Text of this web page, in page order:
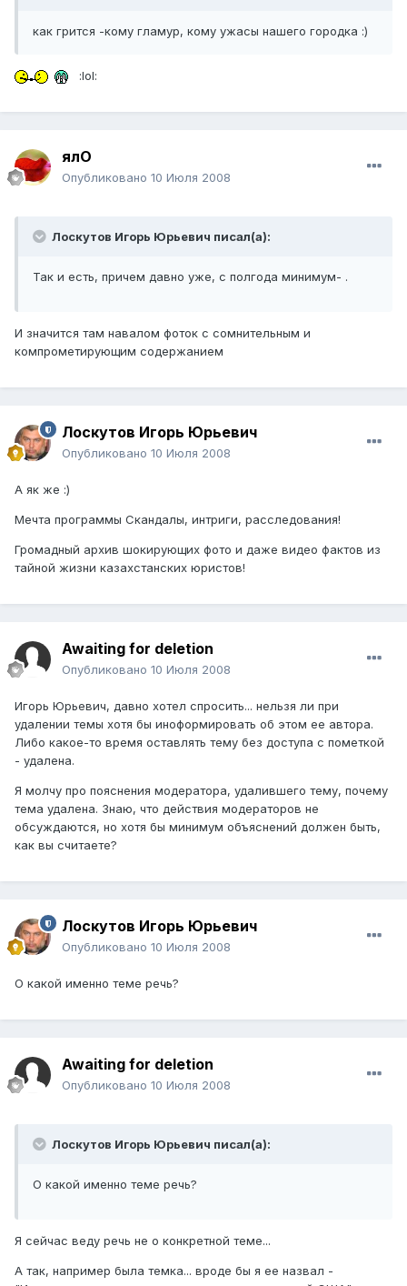
как грится -кому гламур, кому ужасы нашего городка :)
:lol:
ялО
Опубликовано 10 Июля 2008
Лоскутов Игорь Юрьевич писал(а):
Так и есть, причем давно уже, с полгода минимум- .
И значится там навалом фоток с сомнительным и
компрометирующим содержанием
Лоскутов Игорь Юрьевич
Опубликовано 10 Июля 2008
А як же :)
Мечта программы Скандалы, интриги, расследования!
Громадный архив шокирующих фото и даже видео фактов из
тайной жизни казахстанских юристов!
Awaiting for deletion
Опубликовано 10 Июля 2008
Игорь Юрьевич, давно хотел спросить... нельзя ли при
удалении темы хотя бы иноформировать об этом ее автора.
Либо какое-то время оставлять тему без доступа с пометкой
- удалена.
Я молчу про пояснения модератора, удалившего тему, почему
тема удалена. Знаю, что действия модераторов не
обсуждаются, но хотя бы минимум объяснений должен быть,
как вы считаете?
Лоскутов Игорь Юрьевич
Опубликовано 10 Июля 2008
О какой именно теме речь?
Awaiting for deletion
Опубликовано 10 Июля 2008
Лоскутов Игорь Юрьевич писал(а):
О какой именно теме речь?
Я сейчас веду речь не о конкретной теме...
А так, например была темка... вроде бы я ее назвал -